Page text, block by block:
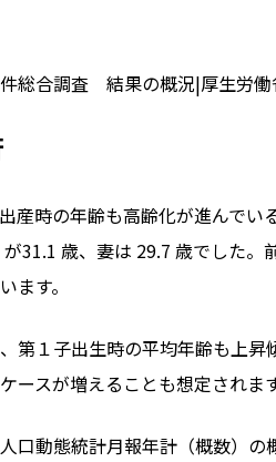
総合調査 結果の概況|厚生労働
産時の年齢も高齢化が進んでい
31.1 歳、妻は 29.7 歳でした。
ます。
第１子出生時の平均年齢も上
ースが増えることも想定されます
口動態統計月報年計（概数）の